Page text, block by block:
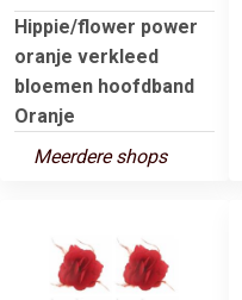
Hippie/flower power
oranje verkleed
bloemen hoofdband
Oranje
Meerdere shops